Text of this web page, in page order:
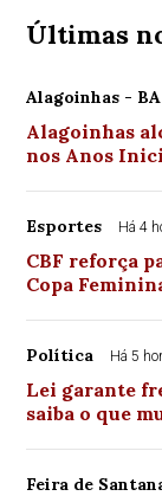
Últimas
Alagoinhas - BA
Alagoinhas
nos Anos
Esportes Há 4
CBF reforça
Copa
Política Há 5
Lei garante
saiba o que
Feira de